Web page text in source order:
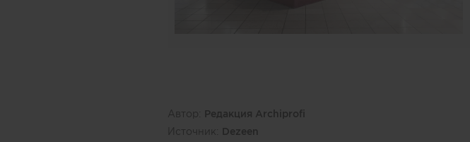
Автор: Редакция Archiprofi
Источник:
Dezeen